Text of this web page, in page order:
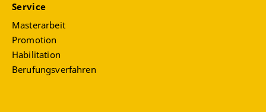
Service
Masterarbeit
Promotion
Habilitation
Berufungsverfahren